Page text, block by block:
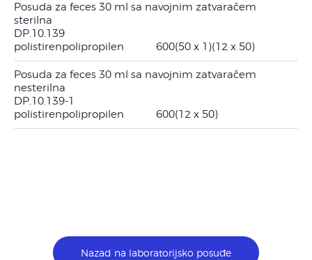
Posuda za feces 30 ml sa navojnim zatvaračem
sterilna
DP.10.139
polistirenpolipropilen 600(50 x 1)(12 x 50)
Posuda za feces 30 ml sa navojnim zatvaračem
nesterilna
DP.10.139-1
polistirenpolipropilen 600(12 x 50)
Nazad na laboratorijsko posuđe